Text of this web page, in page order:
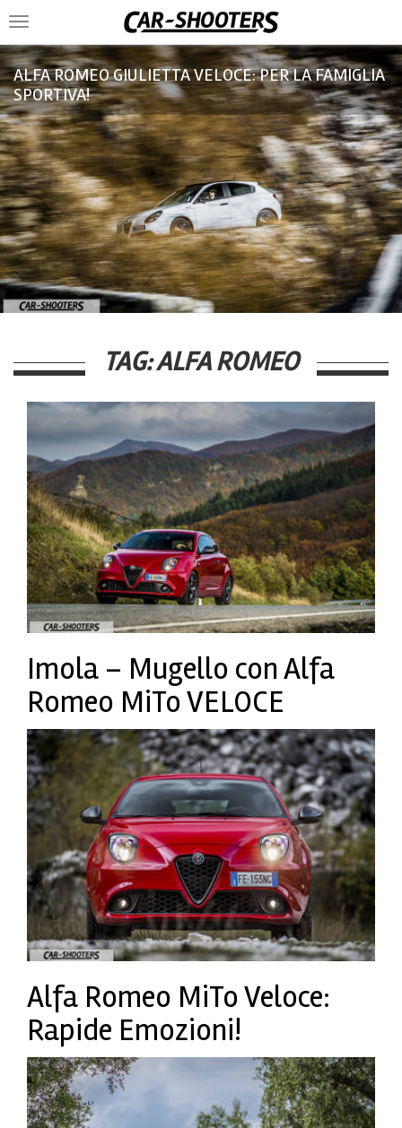
Toggle
navigation
ALFA ROMEO GIULIETTA VELOCE: PER LA FAMIGLIA
SPORTIVA!
TAG:ALFA ROMEO
Imola – Mugello con Alfa
Romeo MiTo VELOCE
Alfa Romeo MiTo Veloce:
Rapide Emozioni!